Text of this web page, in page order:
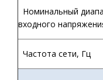
Номинальный
входного
Частота сети, Гц